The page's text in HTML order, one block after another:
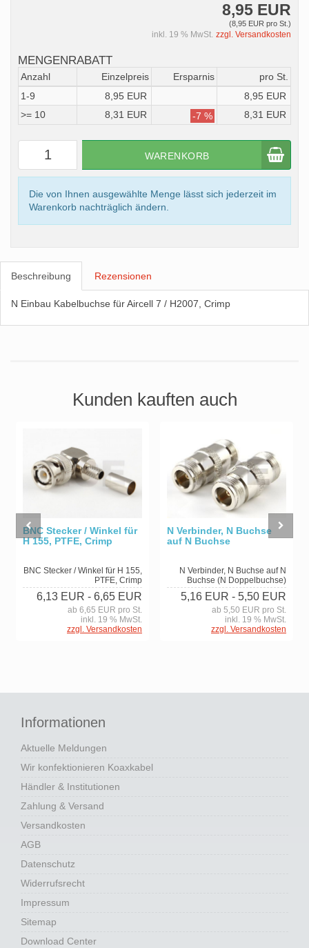
8,95 EUR
(8,95 EUR pro St.)
inkl. 19 % MwSt. zzgl. Versandkosten
MENGENRABATT
Anzahl Einzelpreis Ersparnis
pro St.
1-9
8,95 EUR
8,95 EUR
>= 10
8,31 EUR -7 % 8,31 EUR
WARENKORB
Die von Ihnen ausgewählte Menge lässt sich jederzeit im
Warenkorb nachträglich ändern.
Beschreibung Rezensionen
N Einbau Kabelbuchse für Aircell 7 / H2007, Crimp
Kunden kauften auch
BNC Stecker / Winkel für
H 155, PTFE, Crimp
BNC Stecker / Winkel für H 155,
PTFE, Crimp
6,13 EUR - 6,65 EUR
ab 6,65 EUR pro St.
inkl. 19 % MwSt.
zzgl. Versandkosten
N Verbinder, N Buchse
auf N Buchse
N Verbinder, N Buchse auf N
Buchse (N Doppelbuchse)
5,16 EUR - 5,50 EUR
ab 5,50 EUR pro St.
inkl. 19 % MwSt.
zzgl. Versandkosten
Informationen
Aktuelle Meldungen
Wir konfektionieren Koaxkabel
Händler & Institutionen
Zahlung & Versand
Versandkosten
AGB
Datenschutz
Widerrufsrecht
Impressum
Sitemap
Download Center